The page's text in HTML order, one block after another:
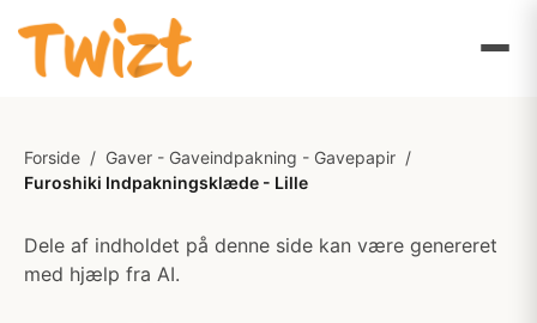
Forside / Gaver - Gaveindpakning - Gavepapir /
Furoshiki Indpakningsklæde - Lille
Dele af indholdet på denne side kan være genereret
med hjælp fra AI.